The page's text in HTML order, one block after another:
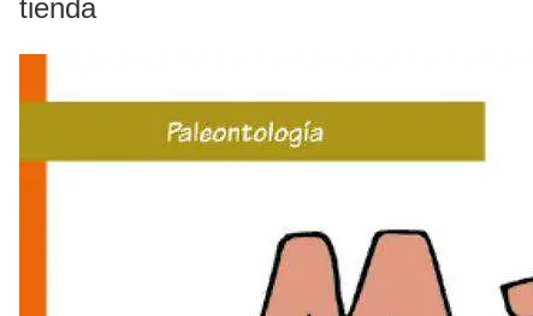
tienda